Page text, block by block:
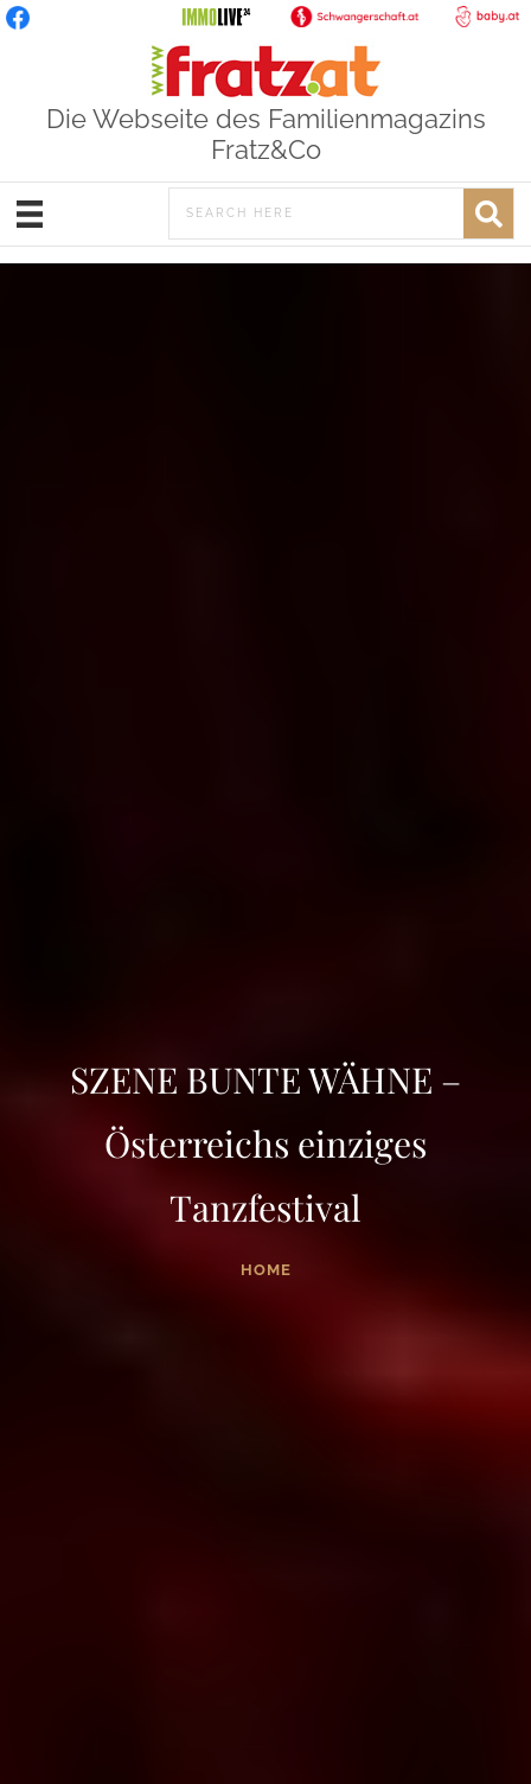
Die Webseite des Familienmagazins
Fratz&Co
SZENE BUNTE WÄHNE –
Österreichs einziges
Tanzfestival
HOME